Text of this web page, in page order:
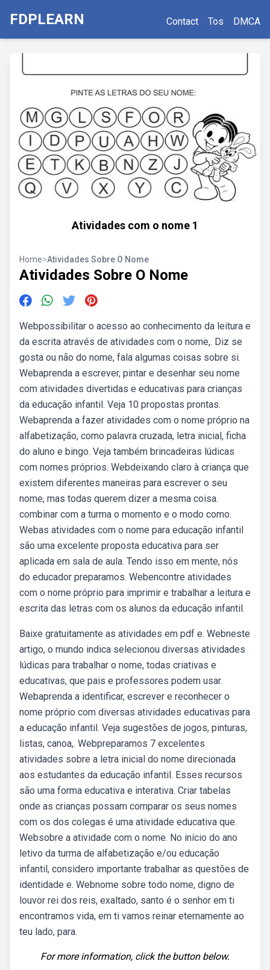
FDPLEARN Contact Tos DMCA
Atividades com o nome 1
Home>Atividades Sobre O Nome
Atividades Sobre O Nome
Webpossibilitar o acesso ao conhecimento da leitura e
da escrita através de atividades com o nome,. Diz se
gosta ou não do nome, fala algumas coisas sobre si.
Webaprenda a escrever, pintar e desenhar seu nome
com atividades divertidas e educativas para crianças
da educação infantil. Veja 10 propostas prontas.
Webaprenda a fazer atividades com o nome próprio na
alfabetização, como palavra cruzada, letra inicial, ficha
do aluno e bingo. Veja também brincadeiras lúdicas
com nomes próprios. Webdeixando claro à criança que
existem diferentes maneiras para escrever o seu
nome, mas todas querem dizer a mesma coisa.
combinar com a turma o momento e o modo como.
Webas atividades com o nome para educação infantil
são uma excelente proposta educativa para ser
aplicada em sala de aula. Tendo isso em mente, nós
do educador preparamos. Webencontre atividades
com o nome próprio para imprimir e trabalhar a leitura e
escrita das letras com os alunos da educação infantil.
Baixe gratuitamente as atividades em pdf e. Webneste
artigo, o mundo indica selecionou diversas atividades
lúdicas para trabalhar o nome, todas criativas e
educativas, que pais e professores podem usar.
Webaprenda a identificar, escrever e reconhecer o
nome próprio com diversas atividades educativas para
a educação infantil. Veja sugestões de jogos, pinturas,
listas, canoa,. Webpreparamos 7 excelentes
atividades sobre a letra inicial do nome direcionada
aos estudantes da educação infantil. Esses recursos
são uma forma educativa e interativa. Criar tabelas
onde as crianças possam comparar os seus nomes
com os dos colegas é uma atividade educativa que.
Websobre a atividade com o nome. No início do ano
letivo da turma de alfabetização e/ou educação
infantil, considero importante trabalhar as questões de
identidade e. Webnome sobre todo nome, digno de
louvor rei dos reis, exaltado, santo é o senhor em ti
encontramos vida, em ti vamos reinar eternamente ao
teu lado, para.
For more information, click the button below.